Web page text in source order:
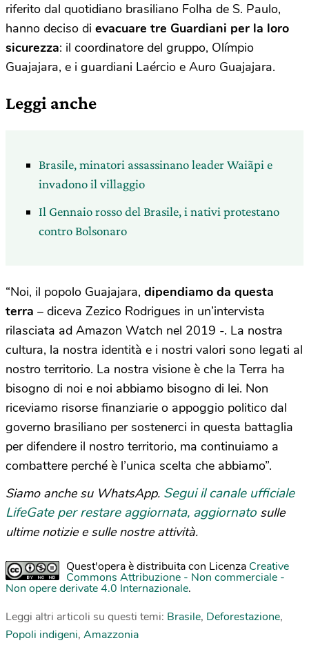
riferito dal quotidiano brasiliano Folha de S. Paulo,
hanno deciso di evacuare tre Guardiani per la loro
sicurezza: il coordinatore del gruppo, Olímpio
Guajajara, e i guardiani Laércio e Auro Guajajara.
Leggi anche
Brasile, minatori assassinano leader Waiãpi e
invadono il villaggio
Il Gennaio rosso del Brasile, i nativi protestano
contro Bolsonaro
“Noi, il popolo Guajajara, dipendiamo da questa
terra – diceva Zezico Rodrigues in un’intervista
rilasciata ad Amazon Watch nel 2019 -. La nostra
cultura, la nostra identità e i nostri valori sono legati al
nostro territorio. La nostra visione è che la Terra ha
bisogno di noi e noi abbiamo bisogno di lei. Non
riceviamo risorse finanziarie o appoggio politico dal
governo brasiliano per sostenerci in questa battaglia
per difendere il nostro territorio, ma continuiamo a
combattere perché è l’unica scelta che abbiamo”.
Siamo anche su WhatsApp. Segui il canale ufficiale
LifeGate per restare aggiornata, aggiornato sulle
ultime notizie e sulle nostre attività.
Quest'opera è distribuita con Licenza Creative
Commons Attribuzione - Non commerciale -
Non opere derivate 4.0 Internazionale.
Leggi altri articoli su questi temi: Brasile, Deforestazione,
Popoli indigeni, Amazzonia